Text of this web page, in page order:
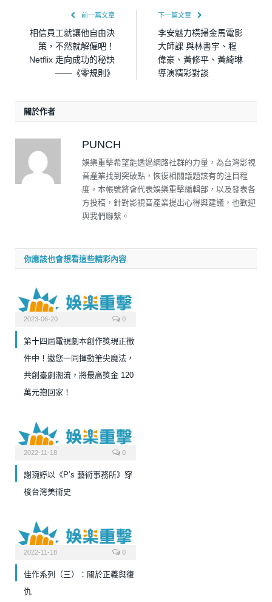
前一篇文章
相信員工就讓他自由決
策，不然就解僱吧！
Netflix 走向成功的秘訣
——《零規則》
下一篇文章
李安魅力橫掃金馬電影
大師課 與林書宇、程
偉豪、黃修平、黃綺琳
導演精彩對談
關於作者
PUNCH
娛樂重擊希望能透過網路社群的力量，為台灣影視
音產業找到突破點，恢復相關議題該有的注目程
度。本帳號將會代表娛樂重擊編輯部，以及發表各
方投稿，針對影視音產業提出心得與建議，也歡迎
與我們聯繫。
你應該也會想看這些精彩內容
2023-06-20 0
第十四屆電視劇本創作獎現正徵
件中！邀您一同揮動筆尖魔法，
共創臺劇潮流，將最高獎金 120
萬元抱回家！
2022-11-18 0
謝琬婷以《P’s 藝術事務所》穿
梭台灣美術史
2022-11-18 0
佳作系列（三）：關於正義與復
仇